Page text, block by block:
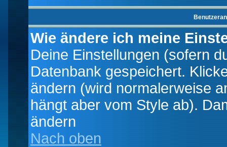
Wie ändere ich meine
Deine Einstellungen (sofern
Datenbank gespeichert.
ändern (wird normalerweise
hängt aber vom Style ab).
ändern
Nach oben